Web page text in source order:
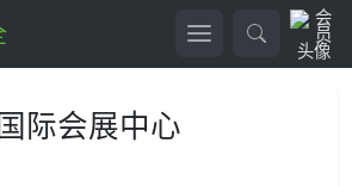
际会展中心